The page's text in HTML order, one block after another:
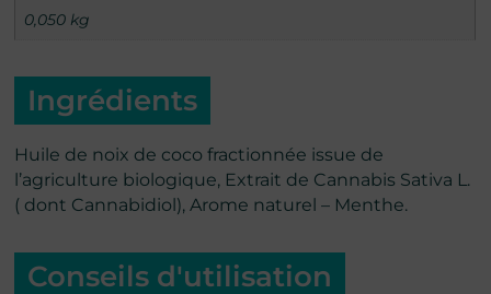
0,050 kg
Ingrédients
Huile de noix de coco fractionnée issue de
l’agriculture biologique, Extrait de Cannabis Sativa L.
( dont Cannabidiol), Arome naturel – Menthe.
Conseils d'utilisation